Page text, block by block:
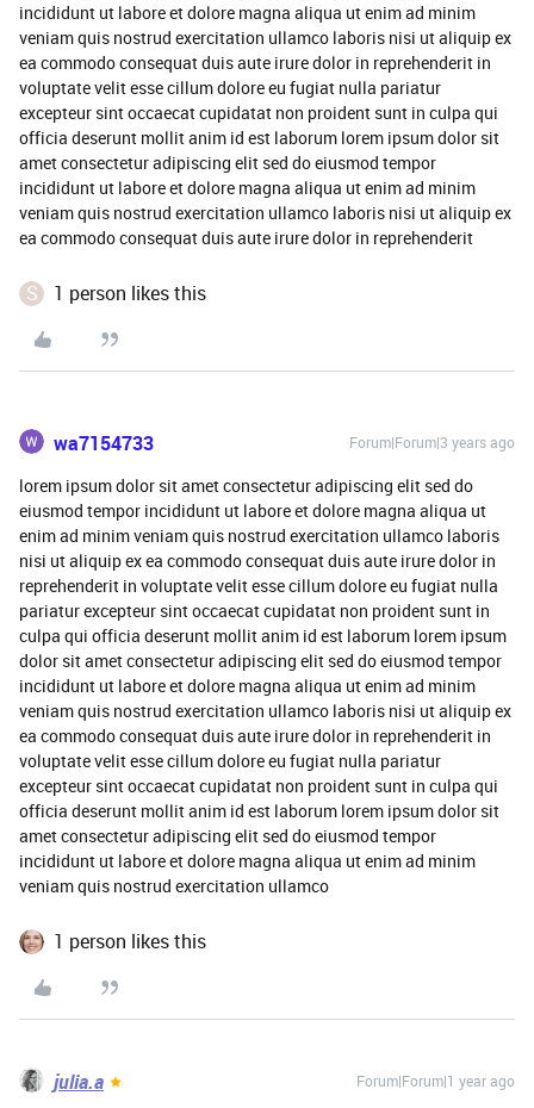
incididunt ut labore et dolore magna aliqua ut enim ad minim
veniam quis nostrud exercitation ullamco laboris nisi ut aliquip ex
ea commodo consequat duis aute irure dolor in reprehenderit in
voluptate velit esse cillum dolore eu fugiat nulla pariatur
excepteur sint occaecat cupidatat non proident sunt in culpa qui
officia deserunt mollit anim id est laborum lorem ipsum dolor sit
amet consectetur adipiscing elit sed do eiusmod tempor
incididunt ut labore et dolore magna aliqua ut enim ad minim
veniam quis nostrud exercitation ullamco laboris nisi ut aliquip ex
ea commodo consequat duis aute irure dolor in reprehenderit
S 1 person likes this
wa7154733 Forum|Forum|3 years ago
lorem ipsum dolor sit amet consectetur adipiscing elit sed do
eiusmod tempor incididunt ut labore et dolore magna aliqua ut
enim ad minim veniam quis nostrud exercitation ullamco laboris
nisi ut aliquip ex ea commodo consequat duis aute irure dolor in
reprehenderit in voluptate velit esse cillum dolore eu fugiat nulla
pariatur excepteur sint occaecat cupidatat non proident sunt in
culpa qui officia deserunt mollit anim id est laborum lorem ipsum
dolor sit amet consectetur adipiscing elit sed do eiusmod tempor
incididunt ut labore et dolore magna aliqua ut enim ad minim
veniam quis nostrud exercitation ullamco laboris nisi ut aliquip ex
ea commodo consequat duis aute irure dolor in reprehenderit in
voluptate velit esse cillum dolore eu fugiat nulla pariatur
excepteur sint occaecat cupidatat non proident sunt in culpa qui
officia deserunt mollit anim id est laborum lorem ipsum dolor sit
amet consectetur adipiscing elit sed do eiusmod tempor
incididunt ut labore et dolore magna aliqua ut enim ad minim
veniam quis nostrud exercitation ullamco
1 person likes this
julia.a Forum|Forum|1 year ago